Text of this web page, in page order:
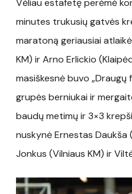
minutes trukusių gatvės
maratoną geriausiai
KM) ir Arno Erlickio
masiškesnė buvo „Draugų
grupės berniukai ir
baudų metimų ir 3×3
nuskynė Ernestas Daukša
Jonkus (Vilniaus KM) ir